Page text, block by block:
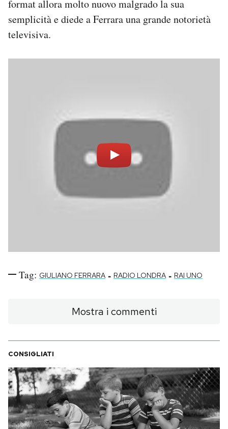
Hai bisogno di aiuto?
Esci
format allora molto nuovo malgrado la sua
semplicità e diede a Ferrara una grande notorietà
televisiva.
Tag: GIULIANO FERRARA - RADIO LONDRA - RAI UNO
Mostra i commenti
CONSIGLIATI